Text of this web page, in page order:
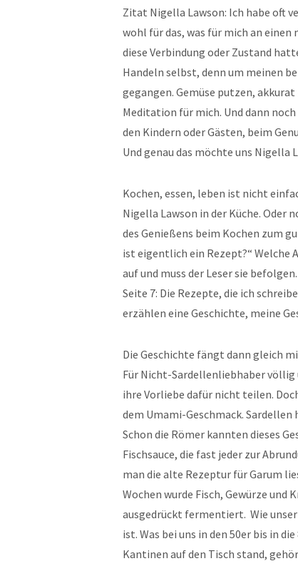
Zitat Nigella Lawson: Ich habe oft
wohl für das, was für mich an
diese Verbindung oder Zustand
Handeln selbst, denn um meinen
gegangen. Gemüse putzen,
Meditation für mich. Und dann
den Kindern oder Gästen, beim
Und genau das möchte uns Nigella
Kochen, essen, leben ist nicht
Nigella Lawson in der Küche. Oder
des Genießens beim Kochen zum
ist eigentlich ein Rezept?“ Welche
auf und muss der Leser sie
Seite 7: Die Rezepte, die ich
erzählen eine Geschichte, meine
Die Geschichte fängt dann gleich
Für Nicht-Sardellenliebhaber völlig
ihre Vorliebe dafür nicht teilen.
dem Umami-Geschmack.
Schon die Römer kannten dieses
Fischsauce, die fast jeder zur
man die alte Rezeptur für Garum
Wochen wurde Fisch, Gewürze und
ausgedrückt fermentiert. Wie
ist. Was bei uns in den 50er bis in
Kantinen auf den Tisch stand,